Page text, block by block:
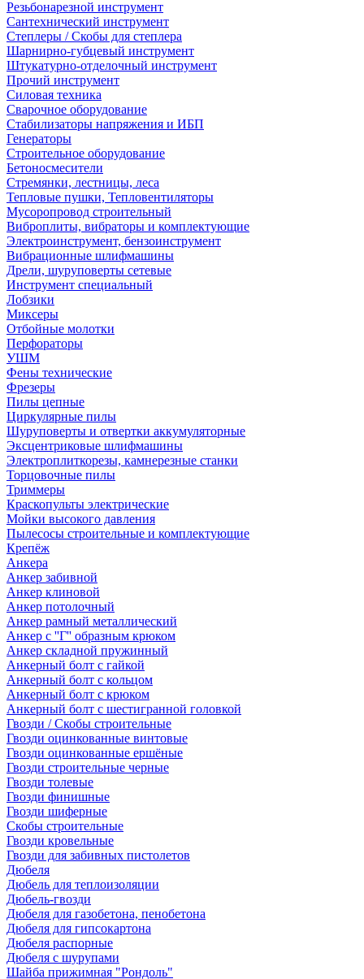
Резьбонарезной инструмент
Сантехнический инструмент
Степлеры / Скобы для степлера
Шарнирно-губцевый инструмент
Штукатурно-отделочный инструмент
Прочий инструмент
Силовая техника
Сварочное оборудование
Стабилизаторы напряжения и ИБП
Генераторы
Строительное оборудование
Бетоносмесители
Стремянки, лестницы, леса
Тепловые пушки, Тепловентиляторы
Мусоропровод строительный
Виброплиты, вибраторы и комплектующие
Электроинструмент, бензоинструмент
Вибрационные шлифмашины
Дрели, шуруповерты сетевые
Инструмент специальный
Лобзики
Миксеры
Отбойные молотки
Перфораторы
УШМ
Фены технические
Фрезеры
Пилы цепные
Циркулярные пилы
Шуруповерты и отвертки аккумуляторные
Эксцентриковые шлифмашины
Электроплиткорезы, камнерезные станки
Торцовочные пилы
Триммеры
Краскопульты электрические
Мойки высокого давления
Пылесосы строительные и комплектующие
Крепёж
Анкера
Анкер забивной
Анкер клиновой
Анкер потолочный
Анкер рамный металлический
Анкер с ''Г'' образным крюком
Анкер складной пружинный
Анкерный болт с гайкой
Анкерный болт с кольцом
Анкерный болт с крюком
Анкерный болт с шестигранной головкой
Гвозди / Скобы строительные
Гвозди оцинкованные винтовые
Гвозди оцинкованные ершёные
Гвозди строительные черные
Гвозди толевые
Гвозди финишные
Гвозди шиферные
Скобы строительные
Гвозди кровельные
Гвозди для забивных пистолетов
Дюбеля
Дюбель для теплоизоляции
Дюбель-гвозди
Дюбеля для газобетона, пенобетона
Дюбеля для гипсокартона
Дюбеля распорные
Дюбеля с шурупами
Шайба прижимная "Рондоль"